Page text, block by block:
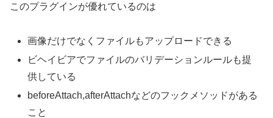
このプラグインが優れているのは
画像だけでなくファイルもアップロードできる
ビヘイビアでファイルのバリデーションルールも提
供している
beforeAttach,afterAttachなどのフックメソッドがある
こと